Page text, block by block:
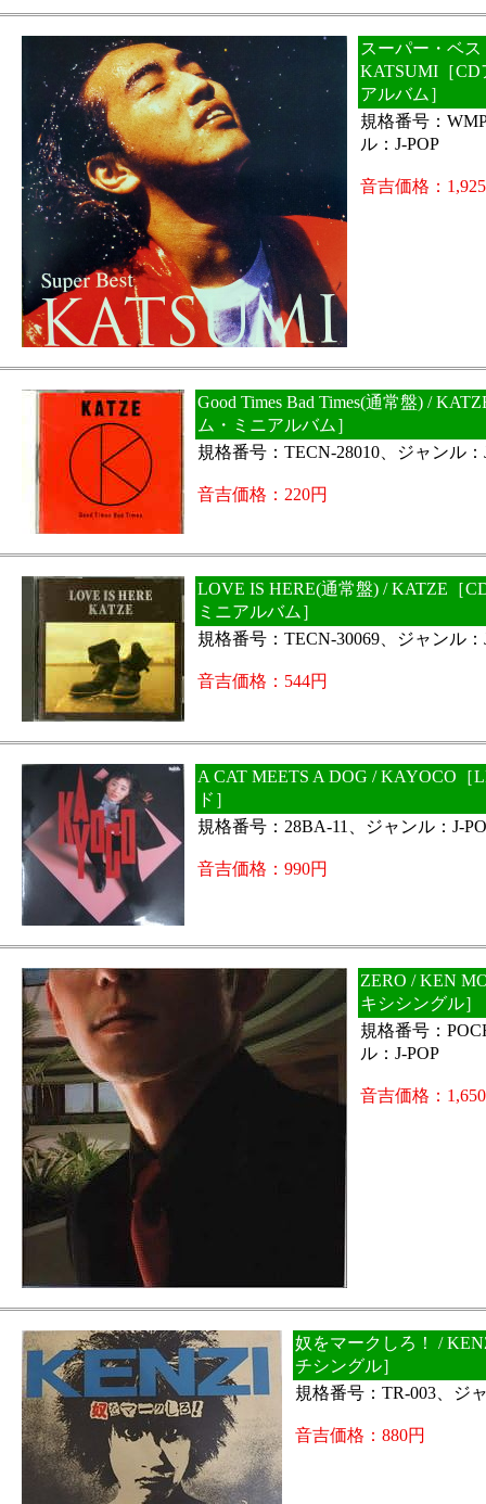
スーパー・ベス
KATSUMI［CD
アルバム］
規格番号：
ル：J-POP
音吉価格：
Good Times Bad Times(通常盤) /
ム・ミニアルバム］
規格番号：TECN-28010、ジャンル：
音吉価格：220円
LOVE IS HERE(通常盤) / KATZE［
ミニアルバム］
規格番号：TECN-30069、ジャンル：
音吉価格：544円
A CAT MEETS A DOG / KAYOCO［
ド］
規格番号：28BA-11、ジャンル：J-
音吉価格：990円
ZERO / KEN
キシシングル］
規格番号：
ル：J-POP
音吉価格：
奴をマークしろ！ /
チシングル］
規格番号：TR-003、ジ
音吉価格：880円